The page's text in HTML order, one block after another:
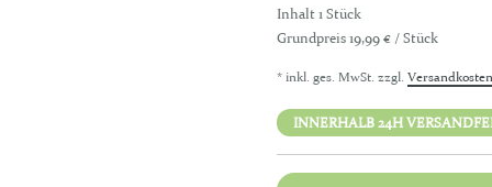
Inhalt1 Stück
Grundpreis19,99 € / Stück
* inkl. ges. MwSt. zzgl. Versandkosten
INNERHALB 24H